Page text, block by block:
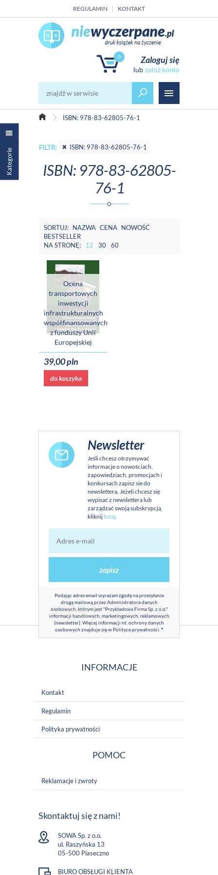
REGULAMIN KONTAKT
0 Zaloguj się
załóż konto
ISBN: 978-83-62805-76-1
Kategorie FILTR: ISBN: 978-83-62805-76-1
ISBN: 978-83-62805-
76-1
SORTUJ: NAZWA CENA NOWOŚĆ
BESTSELLER
NA STRONĘ:
12 30 60
Ocena
transportowych
inwestycji
infrastrukturalnych
współfinansowanych
z funduszy Unii
Europejskiej
39,00 pln
do koszyka
Newsletter
Jeśli chcesz otrzymywać
informacje o nowościach,
zapowiedziach, promocjach i
konkursach zapisz sie do
newslettera. Jeżeli chcesz się
wypisać z newslettera lub
zarządzać swoją subskrypcją
kliknijtutaj.
zapisz
Podając adres email wyrażam zgodę na przesyłanie
drogą mailową przez Administratora danych
osobowych, którym jest "Przykładowa Firma Sp. z o.o."
informacji handlowych, marketingowych, reklamowych
(newsletter). Więcej informacji nt. ochrony danych
osobowych znajduje się w Polityce prywatności *
INFORMACJE
Kontakt
Regulamin
Polityka prywatności
POMOC
Reklamacje i zwroty
Skontaktuj się z nami!
SOWA Sp. z o.o.
ul. Raszyńska 13
05-500 Piaseczno
BIURO OBSŁUGI KLIENTA